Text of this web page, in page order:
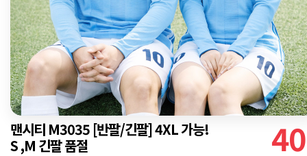
맨시티 M3035 [반팔/긴팔] 4XL 가능!
S ,M 긴팔 품절
40